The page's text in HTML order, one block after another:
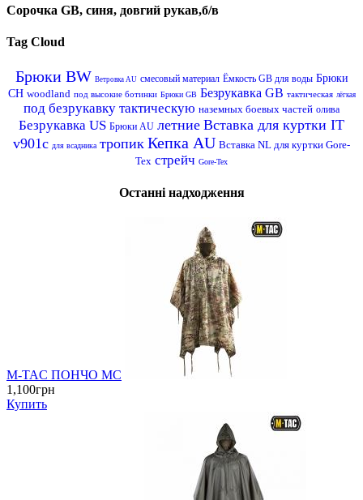
Сорочка GB, синя, довгий рукав,б/в
Tag Cloud
Брюки BW Ветровка AU смесовый материал Ёмкость GB для воды Брюки
CH woodland под высокие ботинки Брюки GB Безрукавка GB тактическая лёгкая
под безрукавку тактическую наземных боевых частей олива
Безрукавка US Брюки AU летние Вставка для куртки IT
v901c для всадника тропик Кепка AU Вставка NL для куртки Gore-
Tex стрейч Gore-Tex
Останні надходження
M-TAC ПОНЧО MC
1,100грн
Купить